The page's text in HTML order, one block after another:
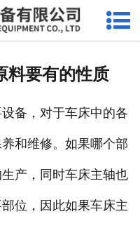
网站首页
联系我们
料要有的性质
备，对于车床中的各
和维修。如果哪个部
产，同时车床主轴也
位，因此如果车床主